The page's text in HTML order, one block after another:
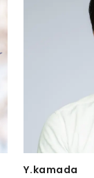
Y.kamada